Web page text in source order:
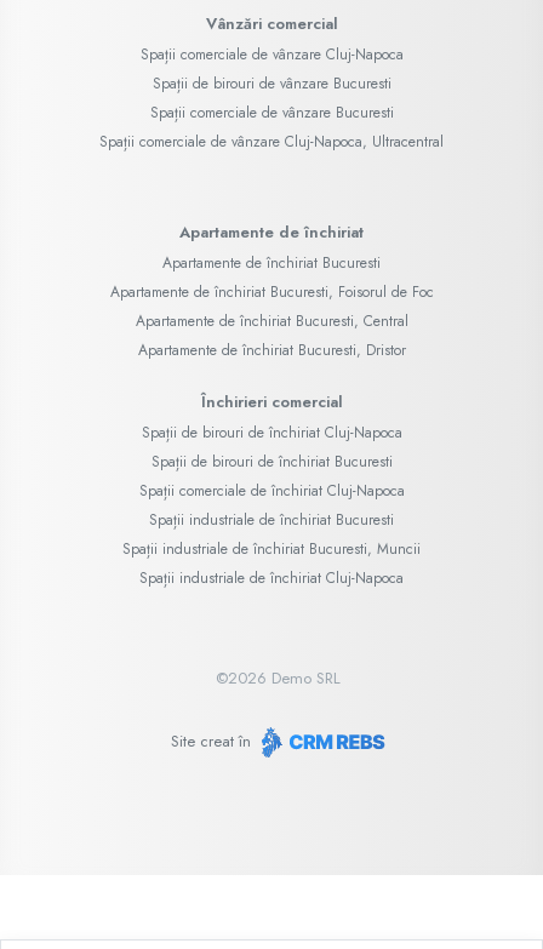
Vânzări comercial
Spații comerciale de vânzare Cluj-Napoca
Spații de birouri de vânzare Bucuresti
Spații comerciale de vânzare Bucuresti
Spații comerciale de vânzare Cluj-Napoca, Ultracentral
Apartamente de închiriat
Apartamente de închiriat Bucuresti
Apartamente de închiriat Bucuresti, Foisorul de Foc
Apartamente de închiriat Bucuresti, Central
Apartamente de închiriat Bucuresti, Dristor
Închirieri comercial
Spații de birouri de închiriat Cluj-Napoca
Spații de birouri de închiriat Bucuresti
Spații comerciale de închiriat Cluj-Napoca
Spații industriale de închiriat Bucuresti
Spații industriale de închiriat Bucuresti, Muncii
Spații industriale de închiriat Cluj-Napoca
©2026 Demo SRL
Site creat în